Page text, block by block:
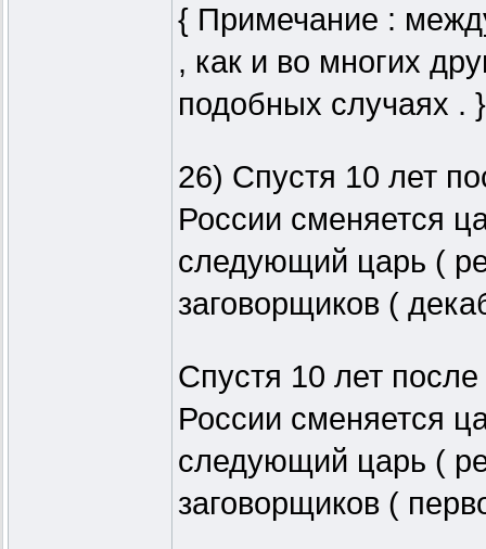
{ Примечание :
, как и во многих
подобных случаях . }
26) Спустя 10 лет
России сменяется
следующий царь (
заговорщиков (
Спустя 10 лет
России сменяется
следующий царь (
заговорщиков (